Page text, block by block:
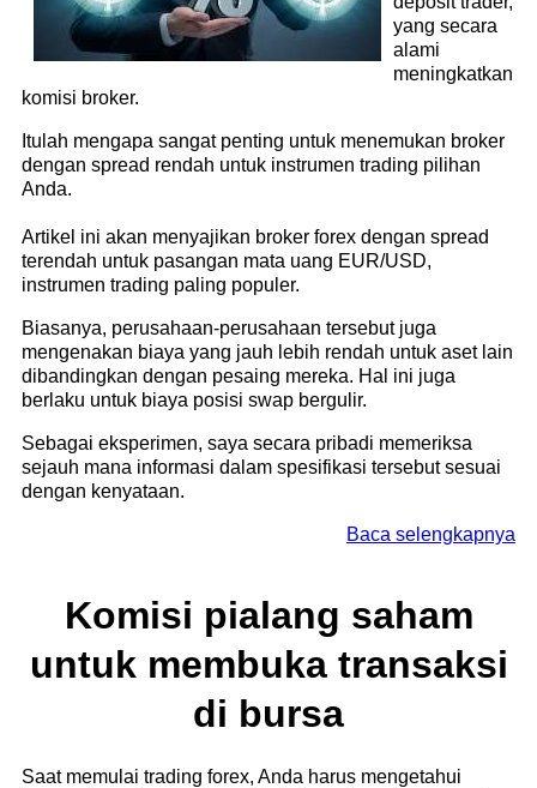
yang secara
alami
meningkatkan
komisi broker.
Itulah mengapa sangat penting untuk menemukan broker
dengan spread rendah untuk instrumen trading pilihan
Anda.
Artikel ini akan menyajikan broker forex dengan spread
terendah untuk pasangan mata uang EUR/USD,
instrumen trading paling populer.
Biasanya, perusahaan-perusahaan tersebut juga
mengenakan biaya yang jauh lebih rendah untuk aset lain
dibandingkan dengan pesaing mereka. Hal ini juga
berlaku untuk biaya posisi swap bergulir.
Sebagai eksperimen, saya secara pribadi memeriksa
sejauh mana informasi dalam spesifikasi tersebut sesuai
dengan kenyataan.
Baca selengkapnya
Komisi pialang saham
untuk membuka transaksi
di bursa
Saat memulai trading forex, Anda harus mengetahui